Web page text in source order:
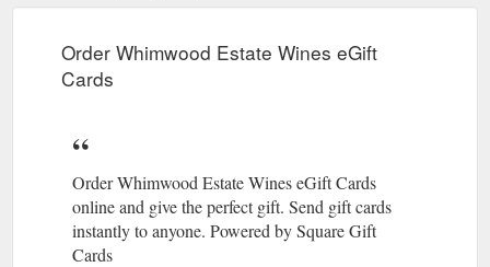
Order Whimwood Estate Wines eGift
Cards
Order Whimwood Estate Wines eGift Cards
online and give the perfect gift. Send gift cards
instantly to anyone. Powered by Square Gift
Cards